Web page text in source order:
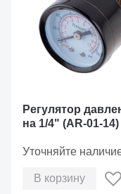
Регулятор
на 1/4" (AR-01-14)
Уточняйте
В корзину